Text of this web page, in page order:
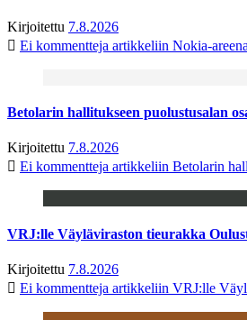
Kirjoitettu 7.8.2026
Ei kommentteja artikkeliin Nokia-
Betolarin hallitukseen puolustusalan
Kirjoitettu 7.8.2026
Ei kommentteja artikkeliin Betolarin
VRJ:lle Väyläviraston tieurakka
Kirjoitettu 7.8.2026
Ei kommentteja artikkeliin VRJ:lle